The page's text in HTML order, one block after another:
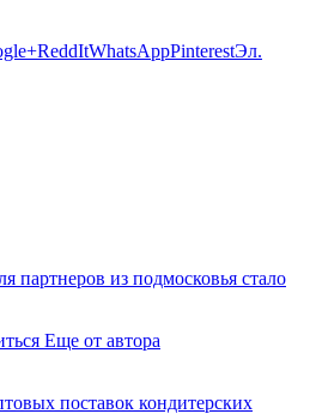
ReddItWhatsAppPinterestЭл.
партнеров из подмосковья стало
Еще от автора
поставок кондитерских